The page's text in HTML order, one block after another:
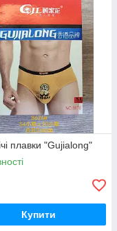
плавки "Gujialong"
Купити